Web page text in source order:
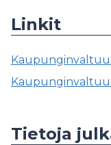
Linkit
Tietoja